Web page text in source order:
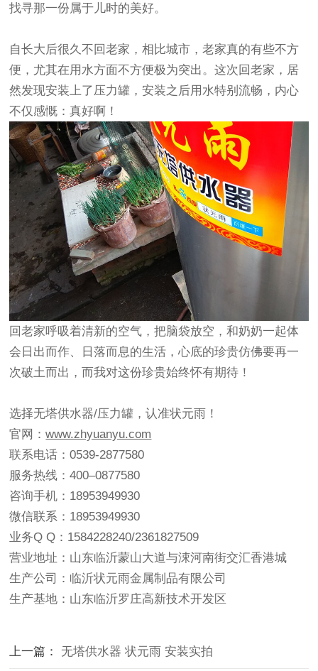
找寻那一份属于儿时的美好。
自长大后很久不回老家，相比城市，老家真的有些不方
便，尤其在用水方面不方便极为突出。这次回老家，居
然发现安装上了压力罐，安装之后用水特别流畅，内心
不仅感慨：真好啊！
回老家呼吸着清新的空气，把脑袋放空，和奶奶一起体
会日出而作、日落而息的生活，心底的珍贵仿佛要再一
次破土而出，而我对这份珍贵始终怀有期待！
选择无塔供水器/压力罐，认准状元雨！
官网：www.zhyuanyu.com
联系电话：0539-2877580
服务热线：400–0877580
咨询手机：18953949930
微信联系：18953949930
业务Q Q：1584228240/2361827509
营业地址：山东临沂蒙山大道与涑河南街交汇香港城
生产公司：临沂状元雨金属制品有限公司
生产基地：山东临沂罗庄高新技术开发区
上一篇： 无塔供水器 状元雨 安装实拍